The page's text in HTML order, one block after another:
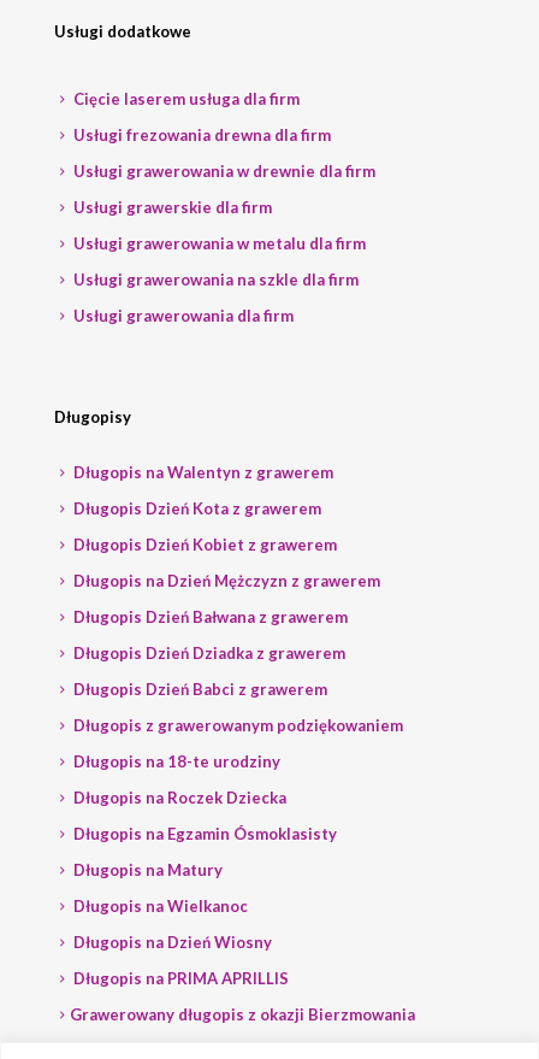
Usługi dodatkowe
Cięcie laserem usługa dla firm
Usługi frezowania drewna dla firm
Usługi grawerowania w drewnie dla firm
Usługi grawerskie dla firm
Usługi grawerowania w metalu dla firm
Usługi grawerowania na szkle dla firm
Usługi grawerowania dla firm
Długopisy
Długopis na Walentyn z grawerem
Długopis Dzień Kota z grawerem
Długopis Dzień Kobiet z grawerem
Długopis na Dzień Mężczyzn z grawerem
Długopis Dzień Bałwana z grawerem
Długopis Dzień Dziadka z grawerem
Długopis Dzień Babci z grawerem
Długopis z grawerowanym podziękowaniem
Długopis na 18-te urodziny
Długopis na Roczek Dziecka
Długopis na Egzamin Ósmoklasisty
Długopis na Matury
Długopis na Wielkanoc
Długopis na Dzień Wiosny
Długopis na PRIMA APRILLIS
Grawerowany długopis z okazji Bierzmowania